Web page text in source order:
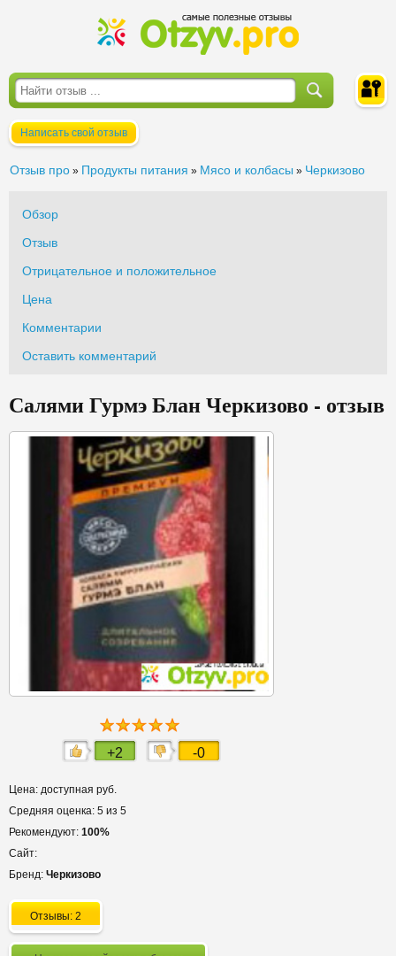
Написать свой отзыв
Отзыв про » Продукты питания » Мясо и колбасы » Черкизово
Обзор
Отзыв
Отрицательное и положительное
Цена
Комментарии
Оставить комментарий
Салями Гурмэ Блан Черкизово - отзыв
+2 -0
Цена: доступная руб.
Средняя оценка: 5 из 5
Рекомендуют: 100%
Сайт:
Бренд: Черкизово
Отзывы: 2